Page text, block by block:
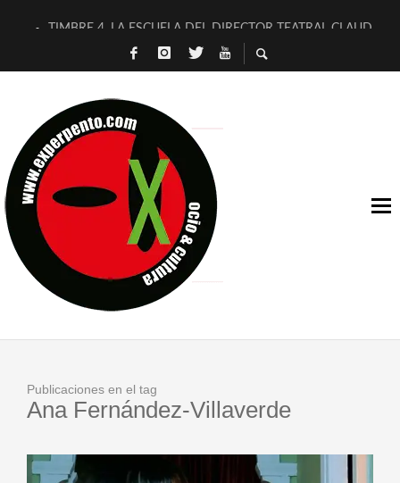
TIMBRE 4, LA ESCUELA DEL DIRECTOR TEATRAL CLAUDIO
30 AÑOS (NO ES NADA) DE LA KATARSIS DEL TOMATAZO
D’BALDOMEROS REINVENTAN [BITÁCORA 3.0] EN EXVITA
MARSHALL FLASH PRESENTA EN EXVITA [RELATIVA
JOFRE BARDAGÍ EN EXVITA INTERPRETANDO A SERRAT
YORCH PRESENTA [CURSO DE ARMONÍA PERSECUTORIA]
MAGALÍ SARE NOS EXPLICA [DESCASADA]
«NO TENGO PUTOS SUEÑOS»
Publicaciones en el tag
Ana Fernández-Villaverde